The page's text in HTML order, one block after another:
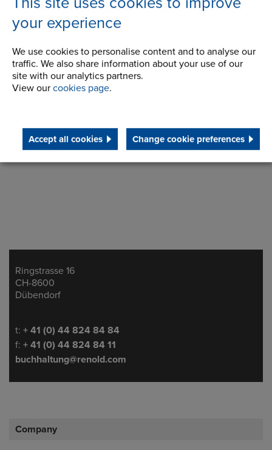
your experience
We use cookies to personalise content and to analyse our
traffic. We also share information about your use of our
site with our analytics partners.
View our cookies page.
Accept all cookies Change cookie preferences
Make an enquiry
Address
Ringstrasse 16
CH-8600
Dübendorf
Telephone/Fax
t: + 41 (0) 44 824 84 84
f: + 41 (0) 44 824 84 11
buchhaltung@renold.com
Company